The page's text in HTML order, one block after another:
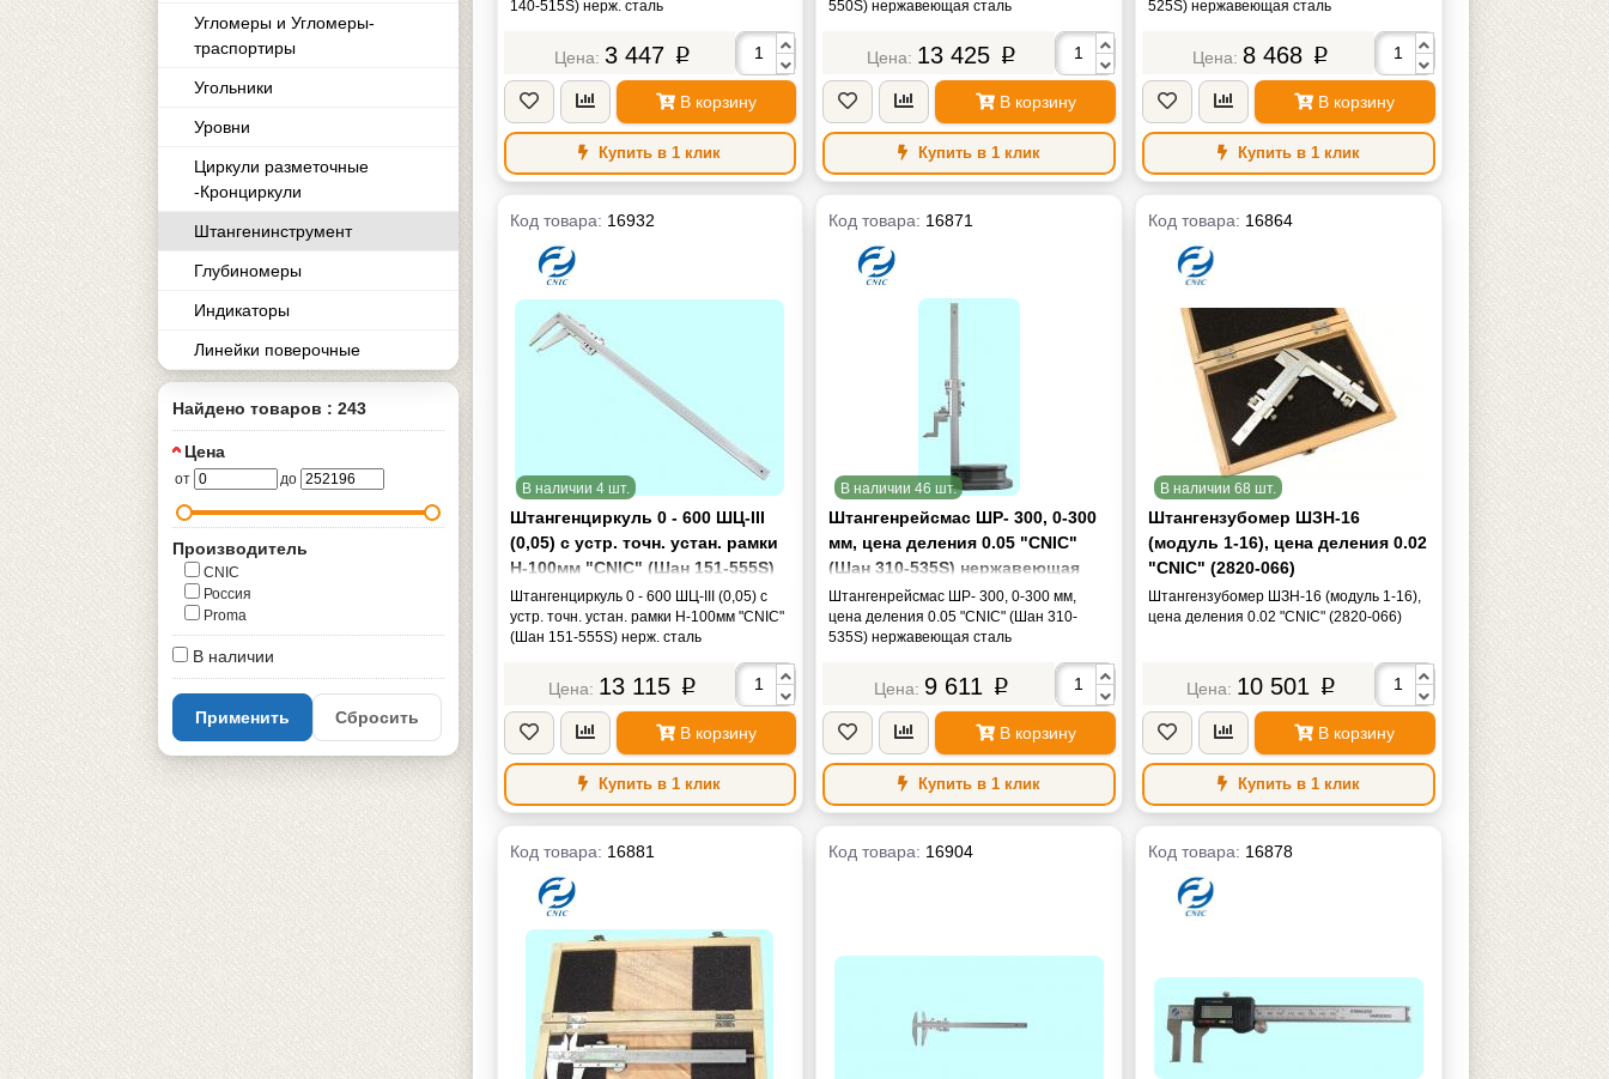
Угломеры и Угломеры-
траспортиры
Угольники
Уровни
Циркули разметочные
-Кронциркули
Штангенинструмент
Глубиномеры
Индикаторы
Линейки поверочные
Найдено товаров : 243
Цена
от до
Производитель
CNIC
Россия
Proma
В наличии
Применить Сбросить
140-515S) нерж. сталь
3 447 p
В корзину
Купить в 1 клик
550S) нержавеющая сталь
13 425 p
В корзину
Купить в 1 клик
525S) нержавеющая сталь
8 468 p
В корзину
Купить в 1 клик
Код товара: 16932
В наличии 4 шт.
Штангенциркуль 0 - 600 ШЦ-III
(0,05) с устр. точн. устан. рамки
H-100мм "CNIC" (Шан 151-555S)
нерж. сталь
Штангенциркуль 0 - 600 ШЦ-III (0,05) с
устр. точн. устан. рамки H-100мм "CNIC"
(Шан 151-555S) нерж. сталь
13 115 p
В корзину
Купить в 1 клик
Код товара: 16871
В наличии 46 шт.
Штангенрейсмас ШР- 300, 0-300
мм, цена деления 0.05 "CNIC"
(Шан 310-535S) нержавеющая
сталь
Штангенрейсмас ШР- 300, 0-300 мм,
цена деления 0.05 "CNIC" (Шан 310-
535S) нержавеющая сталь
9 611 p
В корзину
Купить в 1 клик
Код товара: 16864
В наличии 68 шт.
Штангензубомер ШЗН-16
(модуль 1-16), цена деления 0.02
"CNIC" (2820-066)
Штангензубомер ШЗН-16 (модуль 1-16),
цена деления 0.02 "CNIC" (2820-066)
10 501 p
В корзину
Купить в 1 клик
Код товара: 16881 Код товара: 16904 Код товара: 16878